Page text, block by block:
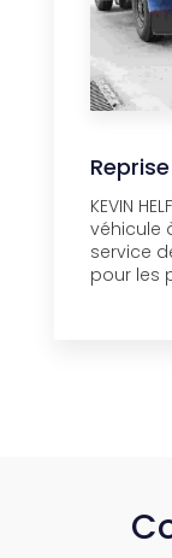
KEVIN
véhicule
service
pour les